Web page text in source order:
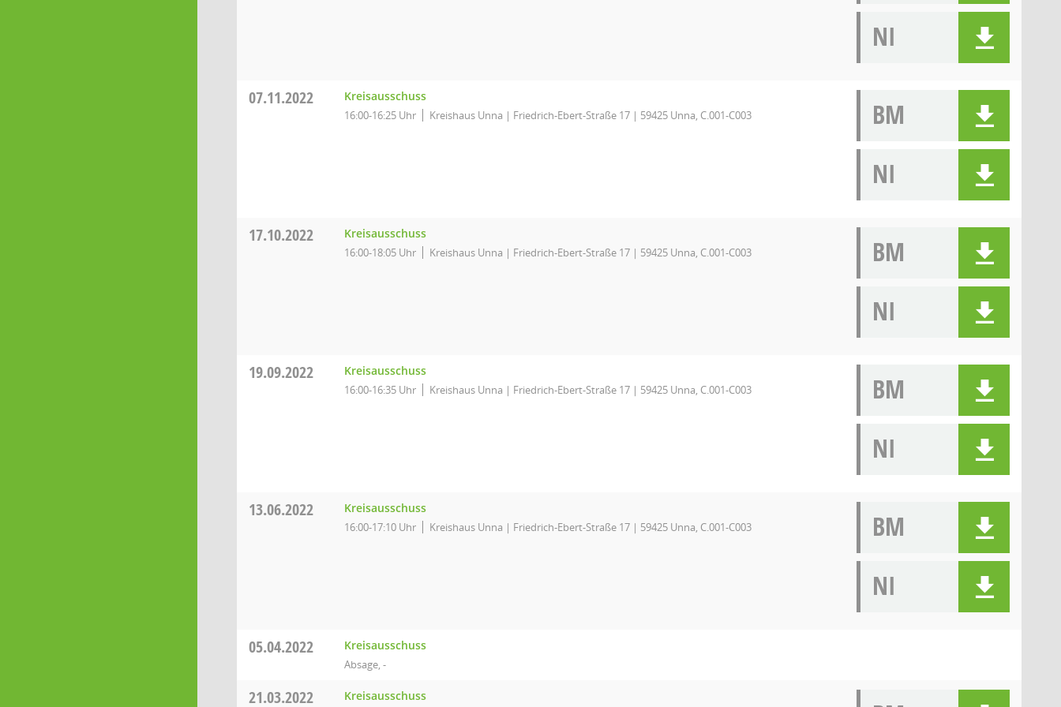
NI
07.11.2022 Kreisausschuss
16:00-16:25 Uhr Kreishaus Unna | Friedrich-Ebert-Straße 17 | 59425 Unna, C.001-C003
BM
NI
17.10.2022 Kreisausschuss
16:00-18:05 Uhr Kreishaus Unna | Friedrich-Ebert-Straße 17 | 59425 Unna, C.001-C003
BM
NI
19.09.2022 Kreisausschuss
16:00-16:35 Uhr Kreishaus Unna | Friedrich-Ebert-Straße 17 | 59425 Unna, C.001-C003
BM
NI
13.06.2022 Kreisausschuss
16:00-17:10 Uhr Kreishaus Unna | Friedrich-Ebert-Straße 17 | 59425 Unna, C.001-C003
BM
NI
05.04.2022 Kreisausschuss
Absage, -
21.03.2022 Kreisausschuss